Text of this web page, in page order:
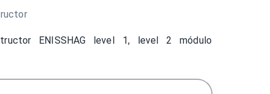
ENISSHAG level 1, level 2 módulo